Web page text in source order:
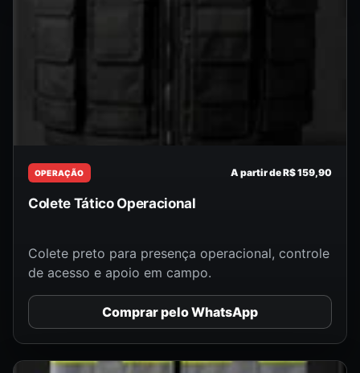
OPERAÇÃO A partir de R$ 159,90
Colete Tático Operacional
Colete preto para presença operacional, controle
de acesso e apoio em campo.
Comprar pelo WhatsApp